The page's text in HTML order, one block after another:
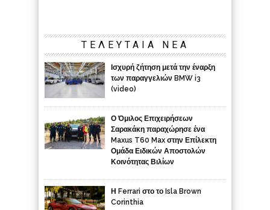
ΤΕΛΕΥΤΑΙΑ ΝΕΑ
Ισχυρή ζήτηση μετά την έναρξη
των παραγγελιών BMW i3
(video)
Ο Όμιλος Επιχειρήσεων
Σαρακάκη παραχώρησε ένα
Maxus T60 Max στην Επίλεκτη
Ομάδα Ειδικών Αποστολών
Κοινότητας Βιλίων
Η Ferrari στο το Isla Brown
Corinthia